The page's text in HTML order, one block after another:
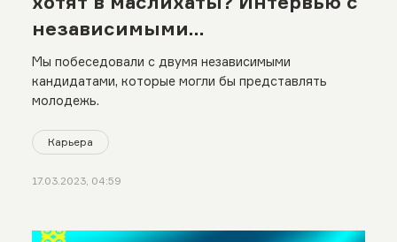
независимыми
самовыдвиженцами
Мы побеседовали с двумя независимыми
кандидатами, которые могли бы представлять
молодежь.
Карьера
17.03.2023, 04:59